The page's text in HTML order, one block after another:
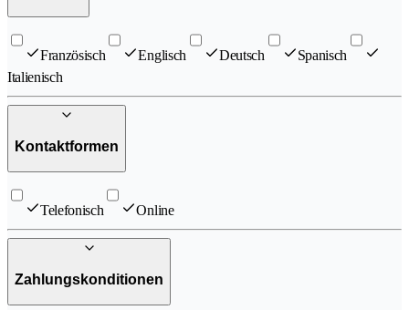
Französisch Englisch Deutsch
Spanisch
Italienisch
Kontaktformen
Telefonisch Online
Zahlungskonditionen